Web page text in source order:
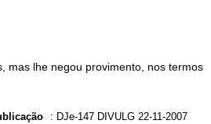
mas lhe negou provimento, nos termos
: DJe-147 DIVULG 22-11-2007